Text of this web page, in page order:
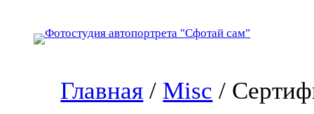
Главная / Misc /